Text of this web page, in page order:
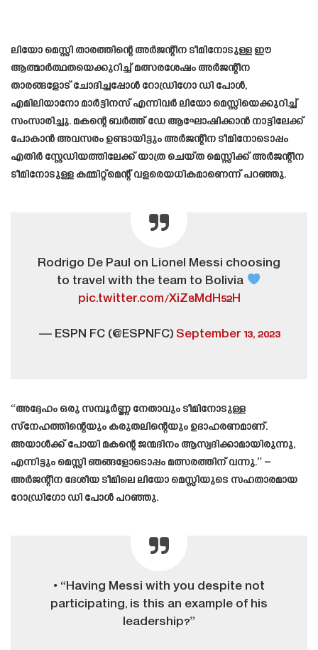
ലിയോ മെസ്സി താരത്തിന്റെ അർജന്റീന ടീമിനോടുള്ള ഈ
ആത്മാർത്ഥതയെക്കുറിച്ച് മത്സരശേഷം അർജന്റീന
താരങ്ങളോട് ചോദിച്ചപ്പോൾ റോഡ്രിഗോ ഡി പോൾ,
എമിലിയാനോ മാർട്ടിനസ് എന്നിവർ ലിയോ മെസ്സിയെക്കുറിച്ച്
സംസാരിച്ചു. മകന്റെ ബർത്ത് ഡേ ആഘോഷിക്കാൻ നാട്ടിലേക്ക്
പോകാൻ അവസരം ഉണ്ടായിട്ടും അർജന്റീന ടീമിനോടൊപ്പം
എതിർ സ്റ്റേഡിയത്തിലേക്ക് യാത്ര ചെയ്ത മെസ്സിക്ക് അർജന്റീന
ടീമിനോടുള്ള കമ്മിറ്റ്മെന്റ് വളരെയധികമാണെന്ന് പറഞ്ഞു.
Rodrigo De Paul on Lionel Messi choosing
to travel with the team to Bolivia
pic.twitter.com/XiZ8MdH52H
— ESPN FC (@ESPNFC) September 13, 2023
“അദ്ദേഹം ഒരു സമ്പൂർണ്ണ നേതാവും ടീമിനോടുള്ള
സ്നേഹത്തിന്റെയും കരുതലിന്റെയും ഉദാഹരണമാണ്.
അയാൾക്ക് പോയി മകന്റെ ജന്മദിനം ആസ്വദിക്കാമായിരുന്നു,
എന്നിട്ടും മെസ്സി ഞങ്ങളോടൊപ്പം മത്സരത്തിന് വന്നു.” –
അർജന്റീന ദേശീയ ടീമിലെ ലിയോ മെസ്സിയുടെ സഹതാരമായ
റോഡ്രിഗോ ഡി പോൾ പറഞ്ഞു.
• “Having Messi with you despite not
participating, is this an example of his
leadership?”